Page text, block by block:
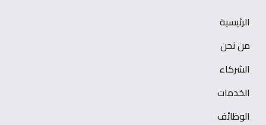
الرئيسية
من نحن
الشركاء
الخدمات
الوظائف